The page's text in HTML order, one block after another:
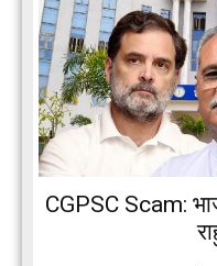
CGPSC Scam: